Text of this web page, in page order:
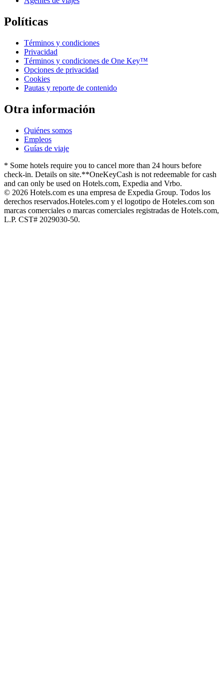
Políticas
Términos y condiciones
Privacidad
Términos y condiciones de One Key™
Opciones de privacidad
Cookies
Pautas y reporte de contenido
Otra información
Quiénes somos
Empleos
Guías de viaje
* Some hotels require you to cancel more than 24 hours before
check-in. Details on site.**OneKeyCash is not redeemable for cash
and can only be used on Hotels.com, Expedia and Vrbo.
© 2026 Hotels.com es una empresa de Expedia Group. Todos los
derechos reservados.Hoteles.com y el logotipo de Hoteles.com son
marcas comerciales o marcas comerciales registradas de Hotels.com,
L.P. CST# 2029030-50.